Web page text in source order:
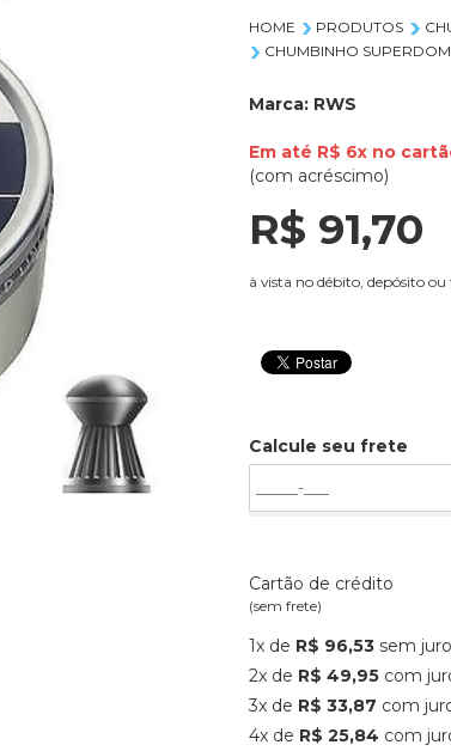
HOME PRODUTOS
CHUMBINHO
Marca: RWS
Em até R$ 6x no
(com acréscimo)
R$ 91,70
à vista no débito, depósito
Calcule seu frete
Cartão de crédito
(sem frete)
1x de R$ 96,53 sem
2x de R$ 49,95 com
3x de R$ 33,87 com
4x de R$ 25,84 com